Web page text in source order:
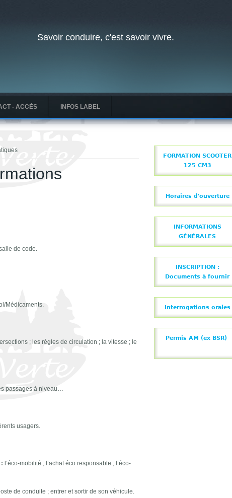
Savoir conduire, c'est savoir vivre.
- ACCÈS INFOS LABEL
de code.
Médicaments.
; les règles de circulation ; la vitesse ; le
passages à niveau…
usagers.
l’éco-mobilité ; l’achat éco responsable ; l’éco-
de conduite ; entrer et sortir de son véhicule.
FORMATION SCOOTER
125 CM3
Horaires d'ouverture
INFORMATIONS
GÉNÉRALES
INSCRIPTION :
Documents à fournir
Interrogations orales
Permis AM (ex BSR)